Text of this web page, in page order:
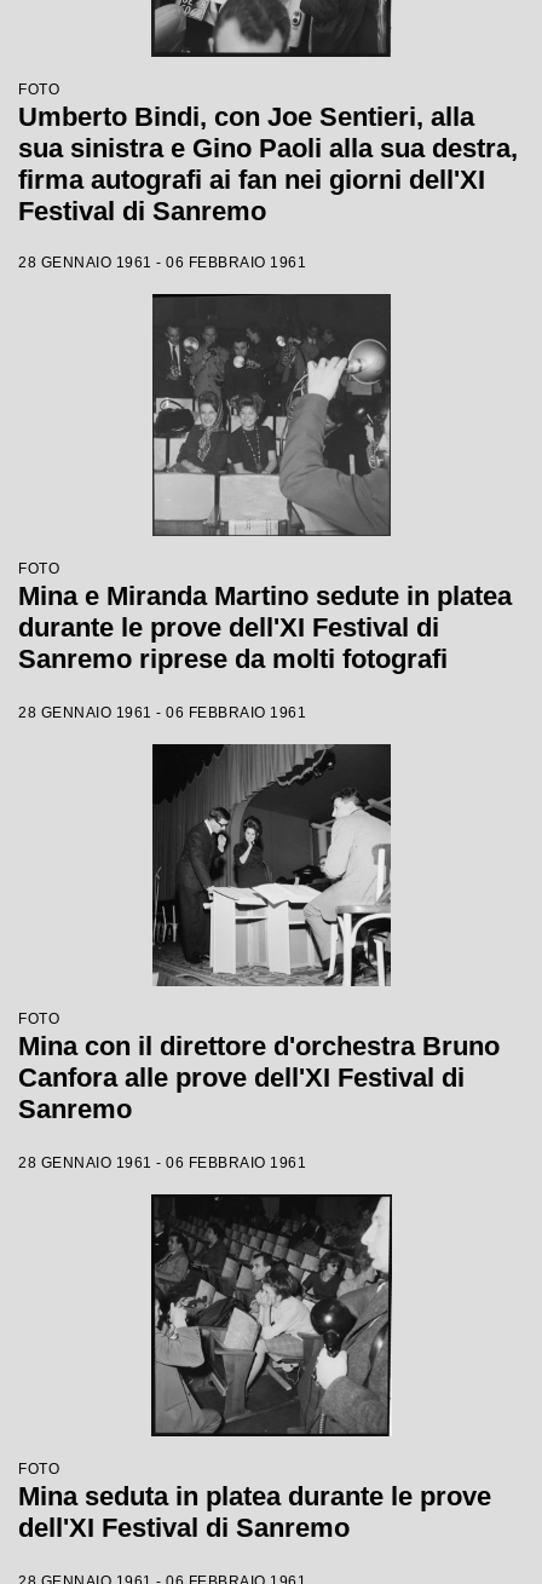
FOTO
Umberto Bindi, con Joe Sentieri, alla
sua sinistra e Gino Paoli alla sua destra,
firma autografi ai fan nei giorni dell'XI
Festival di Sanremo
28 GENNAIO 1961 - 06 FEBBRAIO 1961
FOTO
Mina e Miranda Martino sedute in platea
durante le prove dell'XI Festival di
Sanremo riprese da molti fotografi
28 GENNAIO 1961 - 06 FEBBRAIO 1961
FOTO
Mina con il direttore d'orchestra Bruno
Canfora alle prove dell'XI Festival di
Sanremo
28 GENNAIO 1961 - 06 FEBBRAIO 1961
FOTO
Mina seduta in platea durante le prove
dell'XI Festival di Sanremo